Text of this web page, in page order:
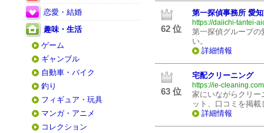
恋愛・結婚
趣味・生活
ゲーム
ギャンブル
自動車・バイク
釣り
フィギュア・玩具
マンガ・アニメ
コレクション
62 位
第一探偵事務所 愛
https://daiichi-tantei-
第一探偵グループの
い。
詳細情報
63 位
宅配クリーニング
https://ie-
家にいながらクリー
ット、口コミを掲載
詳細情報